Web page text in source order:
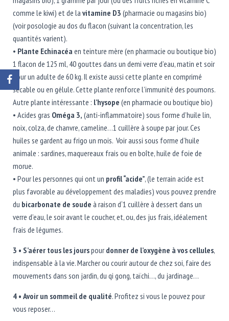
comme le kiwi) et de la vitamine D3 (pharmacie ou magasins bio)
(voir posologie au dos du flacon (suivant la concentration, les
quantités varient).
• Plante Echinacéa en teinture mère (en pharmacie ou boutique bio)
1 flacon de 125 ml, 40 gouttes dans un demi verre d’eau, matin et soir
pour un adulte de 60 kg. Il existe aussi cette plante en comprimé
sécable ou en gélule. Cette plante renforce l’immunité des poumons.
Autre plante intéressante : l’hysope (en pharmacie ou boutique bio)
• Acides gras Oméga 3, (anti-inflammatoire) sous forme d’huile lin,
noix, colza, de chanvre, cameline…1 cuillère à soupe par jour. Ces
huiles se gardent au frigo un mois. Voir aussi sous forme d’huile
animale : sardines, maquereaux frais ou en boîte, huile de foie de
morue.
• Pour les personnes qui ont un profil “acide”, (le terrain acide est
plus favorable au développement des maladies) vous pouvez prendre
du bicarbonate de soude à raison d‘1 cuillère à dessert dans un
verre d’eau, le soir avant le coucher, et, ou, des jus frais, idéalement
frais de légumes.
3 • S’aérer tous les jourspourdonner de l’oxygène à vos cellules,
indispensable à la vie. Marcher ou courir autour de chez soi, faire des
mouvements dans son jardin, du qi gong, taïchi…, du jardinage…
4 • Avoir un sommeil de qualité. Profitez si vous le pouvez pour
vous reposer…